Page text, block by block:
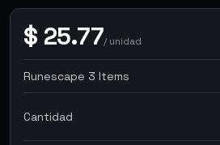
$ 25.77/unidad
Runescape 3 Items
Cantidad